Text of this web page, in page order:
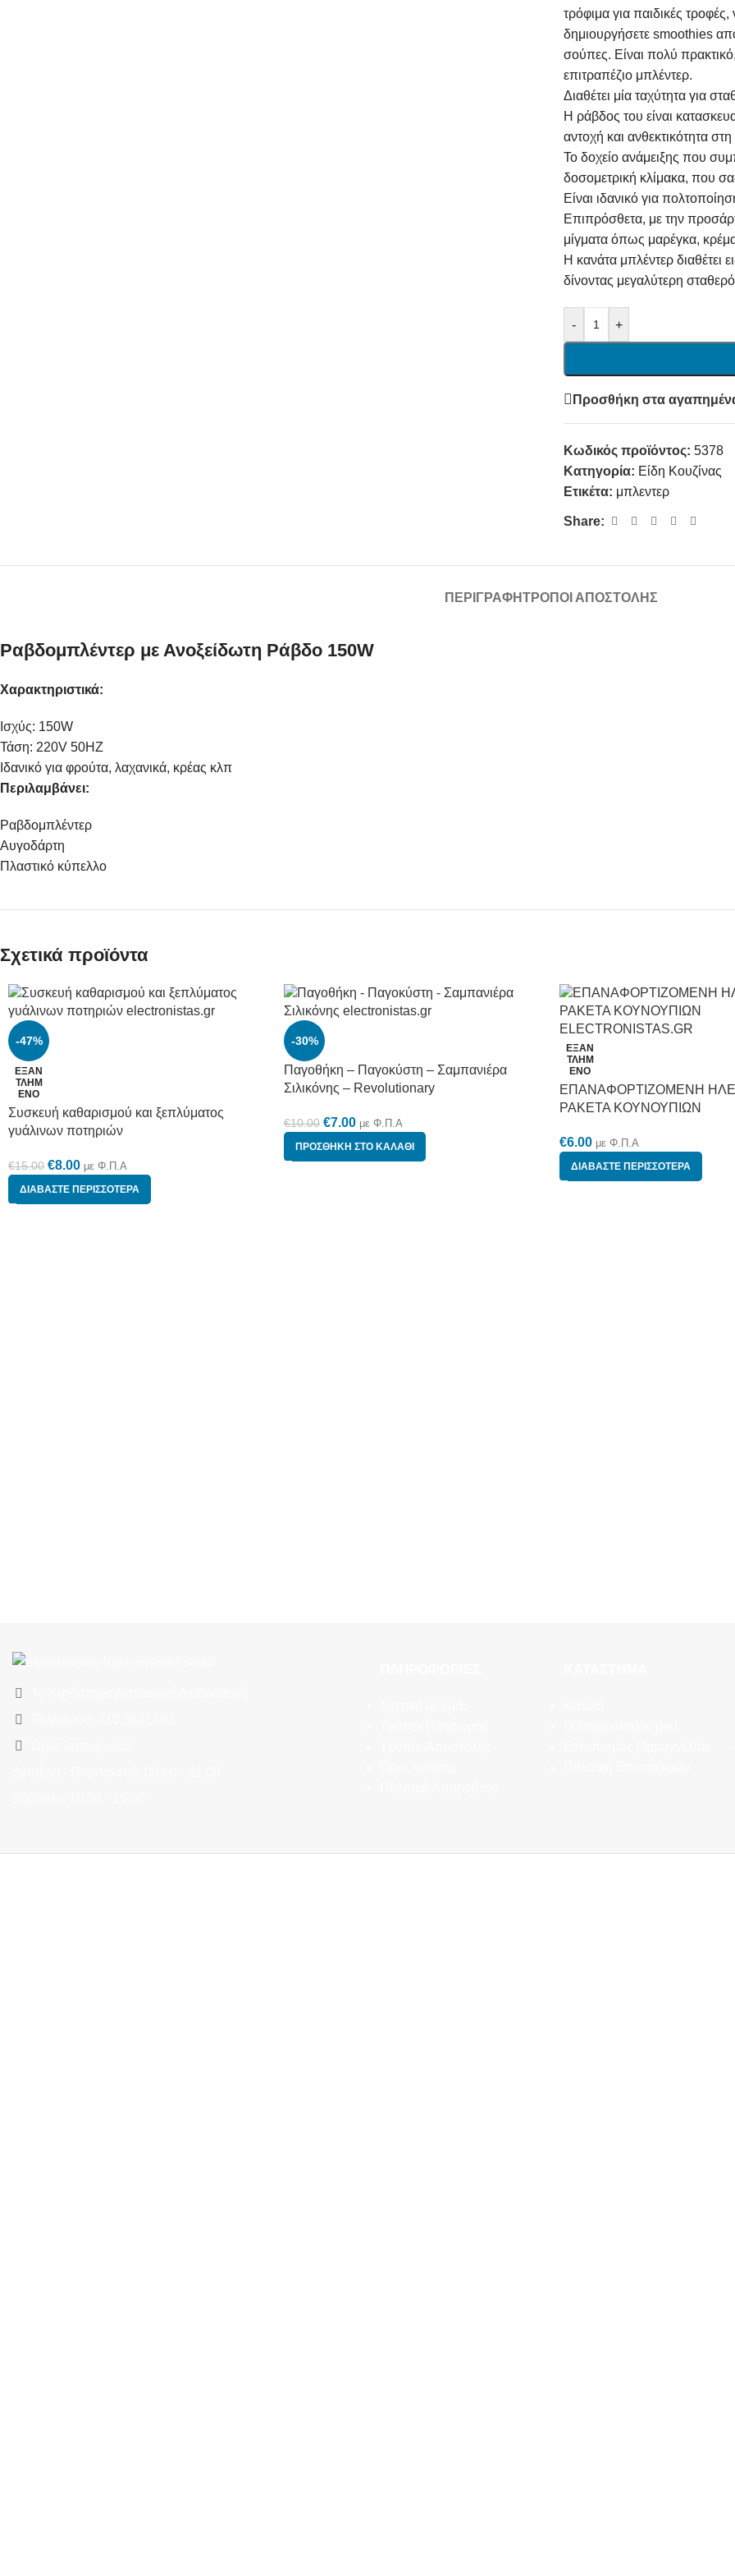
τρόφιμα για παιδικές
δημιουργήσετε smoothies
σούπες. Είναι πολύ
επιτραπέζιο μπλέντερ.
Διαθέτει μία ταχύτητα για
Η ράβδος του είναι
αντοχή και ανθεκτικότητα
Το δοχείο ανάμειξης που
δοσομετρική κλίμακα, που
Είναι ιδανικό για
Επιπρόσθετα, με την
μίγματα όπως μαρέγκα,
Η κανάτα μπλέντερ διαθέτει
δίνοντας μεγαλύτερη
- +
Προσθήκη στα
Κωδικός προϊόντος: 5378
Κατηγορία: Είδη Κουζίνας
Ετικέτα: μπλεντερ
Share:
ΠΕΡΙΓΡΑΦΉΤΡΌΠΟΙ ΑΠΟΣΤΟΛΉΣ
Ραβδομπλέντερ με Ανοξείδωτη Ράβδο 150W
Χαρακτηριστικά:
Ισχύς: 150W
Τάση: 220V 50HZ
Ιδανικό για φρούτα, λαχανικά, κρέας κλπ
Περιλαμβάνει:
Ραβδομπλέντερ
Αυγοδάρτη
Πλαστικό κύπελλο
Σχετικά προϊόντα
-47%
ΕΞΑΝ
ΤΛΗΜ
ΈΝΟ
Συσκευή καθαρισμού και ξεπλύματος
γυάλινων ποτηριών
€15.00 €8.00 με Φ.Π.Α
ΔΙΑΒΆΣΤΕ ΠΕΡΙΣΣΌΤΕΡΑ
-30%
Παγοθήκη – Παγοκύστη – Σαμπανιέρα
Σιλικόνης – Revolutionary
€10.00 €7.00 με Φ.Π.Α
ΠΡΟΣΘΉΚΗ ΣΤΟ ΚΑΛΆΘΙ
ΕΞΑΝ
ΤΛΗΜ
ΈΝΟ
ΕΠΑΝΑΦΟΡΤΙΖΟΜΕΝΗ
ΡΑΚΕΤΑ ΚΟΥΝΟΥΠΙΩΝ
€6.00 με Φ.Π.Α
ΔΙΑΒΆΣΤΕ ΠΕΡΙΣΣΌΤΕΡΑ